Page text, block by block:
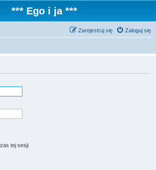
*** Ego i ja ***
Zaloguj się
Zarejestruj się
tej sesji